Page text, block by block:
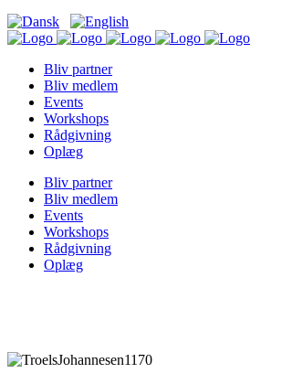
Bliv partner
Bliv medlem
Events
Workshops
Rådgivning
Oplæg
Bliv partner
Bliv medlem
Events
Workshops
Rådgivning
Oplæg